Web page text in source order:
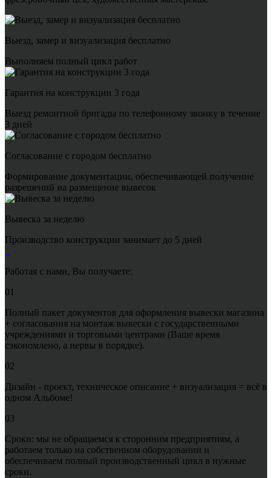
Выезд, замер и визуализация бесплатно
Выполняем полный цикл работ
Гарантия на конструкции 3 года
Выезд ремонтной бригады по телефонному звонку в течение
3 дней
Согласование с городом бесплатно
Формирование документации, обеспечивающей получение
разрешений на размещение вывесок
Вывеска за неделю
Производство конструкции занимает до 5 дней
Работая с нами, Вы получаете:
01
Полный пакет документов для оформления вывески магазина
+ согласования на монтаж вывески с государственными
учреждениями и торговыми центрами (Ваше время
сэкономлено, а нервы в порядке).
02
Дизайн - проект, техническое описание + визуализация = всё в
одном Альбоме!
03
Сроки: мы не обращаемся к сторонним предприятиям, а
работаем только на собственном оборудовании и
обеспечиваем полный производственный цикл в нужные
сроки.